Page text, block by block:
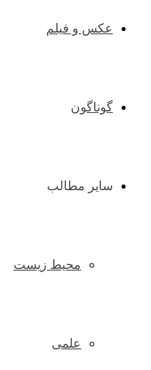
عکس و فیلم
گوناگون
سایر مطالب
محیط زیست
علمی